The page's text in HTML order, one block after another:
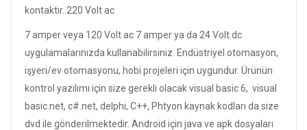
kontaktır. 220 Volt ac
7 amper veya 120 Volt ac 7 amper ya da 24 Volt dc
uygulamalarınızda kullanabilirsiniz. Endüstriyel otomasyon,
işyeri/ev otomasyonu, hobi projeleri için uygundur. Ürünün
kontrol yazılımı için size gerekli olacak visual basic 6, visual
basic.net, c#.net, delphi, C++, Phtyon kaynak kodları da size
dvd ile gönderilmektedir. Android için java ve apk dosyaları